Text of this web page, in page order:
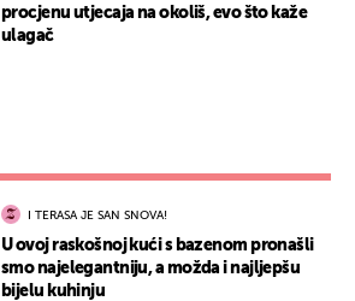
procjenu utjecaja na okoliš, evo što kaže
ulagač
I TERASA JE SAN SNOVA!
U ovoj raskošnoj kući s bazenom pronašli
smo najelegantniju, a možda i najljepšu
bijelu kuhinju